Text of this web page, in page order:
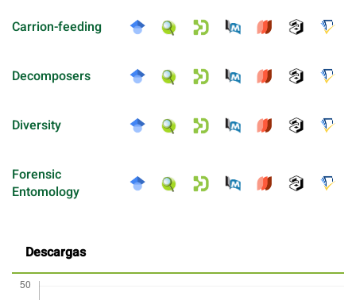
Carrion-feeding
Decomposers
Diversity
Forensic
Entomology
Descargas